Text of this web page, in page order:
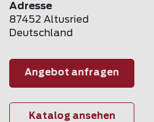
Adresse
87452 Altusried
Deutschland
Angebot anfragen
Katalog ansehen